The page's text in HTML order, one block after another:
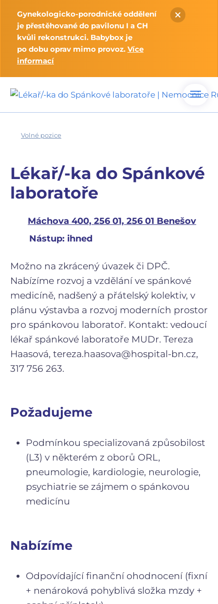
Gynekologicko-porodnické oddělení
je přestěhované do pavilonu I a CH
kvůli rekonstrukci. Babybox je
po dobu oprav mimo provoz. Více
informací
Volné pozice
Lékař/-ka do Spánkové
laboratoře
Máchova 400, 256 01, 256 01 Benešov
Nástup: ihned
Možno na zkrácený úvazek či DPČ.
Nabízíme rozvoj a vzdělání ve spánkové
medicíně, nadšený a přátelský kolektiv, v
plánu výstavba a rozvoj moderních prostor
pro spánkovou laboratoř. Kontakt: vedoucí
lékař spánkové laboratoře MUDr. Tereza
Haasová, tereza.haasova@hospital-bn.cz,
317 756 263.
Požadujeme
Podmínkou specializovaná způsobilost
(L3) v některém z oborů ORL,
pneumologie, kardiologie, neurologie,
psychiatrie se zájmem o spánkovou
medicínu
Nabízíme
Odpovídající finanční ohodnocení (fixní
+ nenároková pohyblivá složka mzdy +